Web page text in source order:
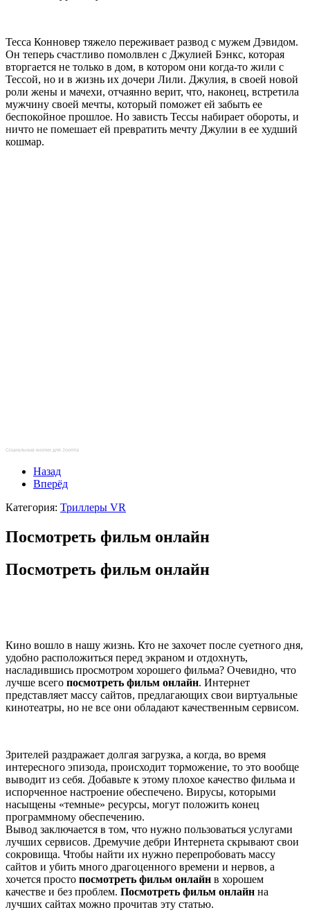
Тесса Конновер тяжело переживает развод с мужем Дэвидом.
Он теперь счастливо помолвлен с Джулией Бэнкс, которая
вторгается не только в дом, в котором они когда-то жили с
Тессой, но и в жизнь их дочери Лили. Джулия, в своей новой
роли жены и мачехи, отчаянно верит, что, наконец, встретила
мужчину своей мечты, который поможет ей забыть ее
беспокойное прошлое. Но зависть Тессы набирает обороты, и
ничто не помешает ей превратить мечту Джулии в ее худший
кошмар.
Социальные кнопки для Joomla
Назад
Вперёд
Категория: Триллеры VR
Посмотреть фильм онлайн
Посмотреть фильм онлайн
Кино вошло в нашу жизнь. Кто не захочет после суетного дня,
удобно расположиться перед экраном и отдохнуть,
насладившись просмотром хорошего фильма? Очевидно, что
лучше всего посмотреть фильм онлайн. Интернет
представляет массу сайтов, предлагающих свои виртуальные
кинотеатры, но не все они обладают качественным сервисом.
Зрителей раздражает долгая загрузка, а когда, во время
интересного эпизода, происходит торможение, то это вообще
выводит из себя. Добавьте к этому плохое качество фильма и
испорченное настроение обеспечено. Вирусы, которыми
насыщены «темные» ресурсы, могут положить конец
программному обеспечению.
Вывод заключается в том, что нужно пользоваться услугами
лучших сервисов. Дремучие дебри Интернета скрывают свои
сокровища. Чтобы найти их нужно перепробовать массу
сайтов и убить много драгоценного времени и нервов, а
хочется просто посмотреть фильм онлайн в хорошем
качестве и без проблем. Посмотреть фильм онлайн на
лучших сайтах можно прочитав эту статью.